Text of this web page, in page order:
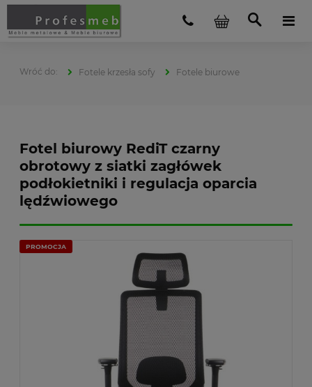
Fotele krzesła sofy Fotele biurowe
Fotel biurowy RediT czarny
obrotowy z siatki zagłówek
podłokietniki i regulacja oparcia
lędźwiowego
PROMOCJA